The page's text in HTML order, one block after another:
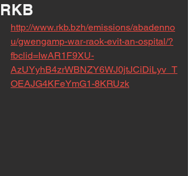
RKB
http://www.rkb.bzh/emissions/abadenno
u/gwengamp-war-raok-evit-an-ospital/?
fbclid=IwAR1F9XU-
AzUYyhB4zrWBNZY6WJ0jtJCiDiLyv_T
OEAJG4KFeYmG1-8KRUzk